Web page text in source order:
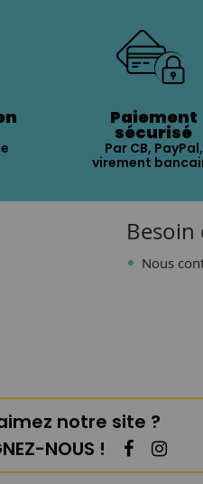
Paiement
sécurisé
Par CB, PayPal,
virement
Besoin
Nous
notre site ?
NOUS !